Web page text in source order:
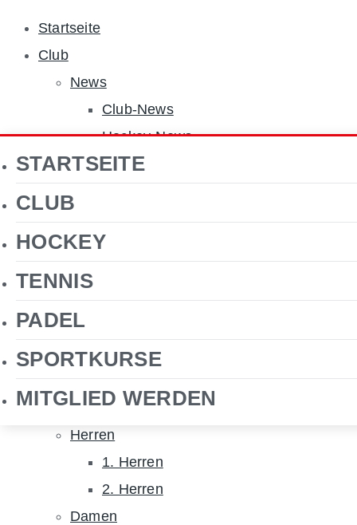
Startseite
Club
News
Club-News
Hockey-News
Tennis-News
Über uns
Jobs
Clubgelände
Gastronomie
Förderverein Hockey
Kontakt
NHTC TV
Hockey
Herren
1. Herren
2. Herren
Damen
STARTSEITE
CLUB
HOCKEY
TENNIS
PADEL
SPORTKURSE
MITGLIED WERDEN